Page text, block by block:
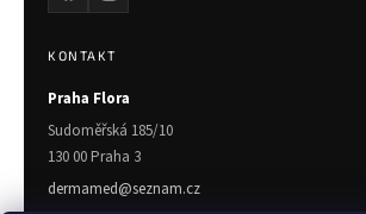
KONTAKT
Praha Flora
Sudoměřská 185/10
130 00 Praha 3
dermamed@seznam.cz